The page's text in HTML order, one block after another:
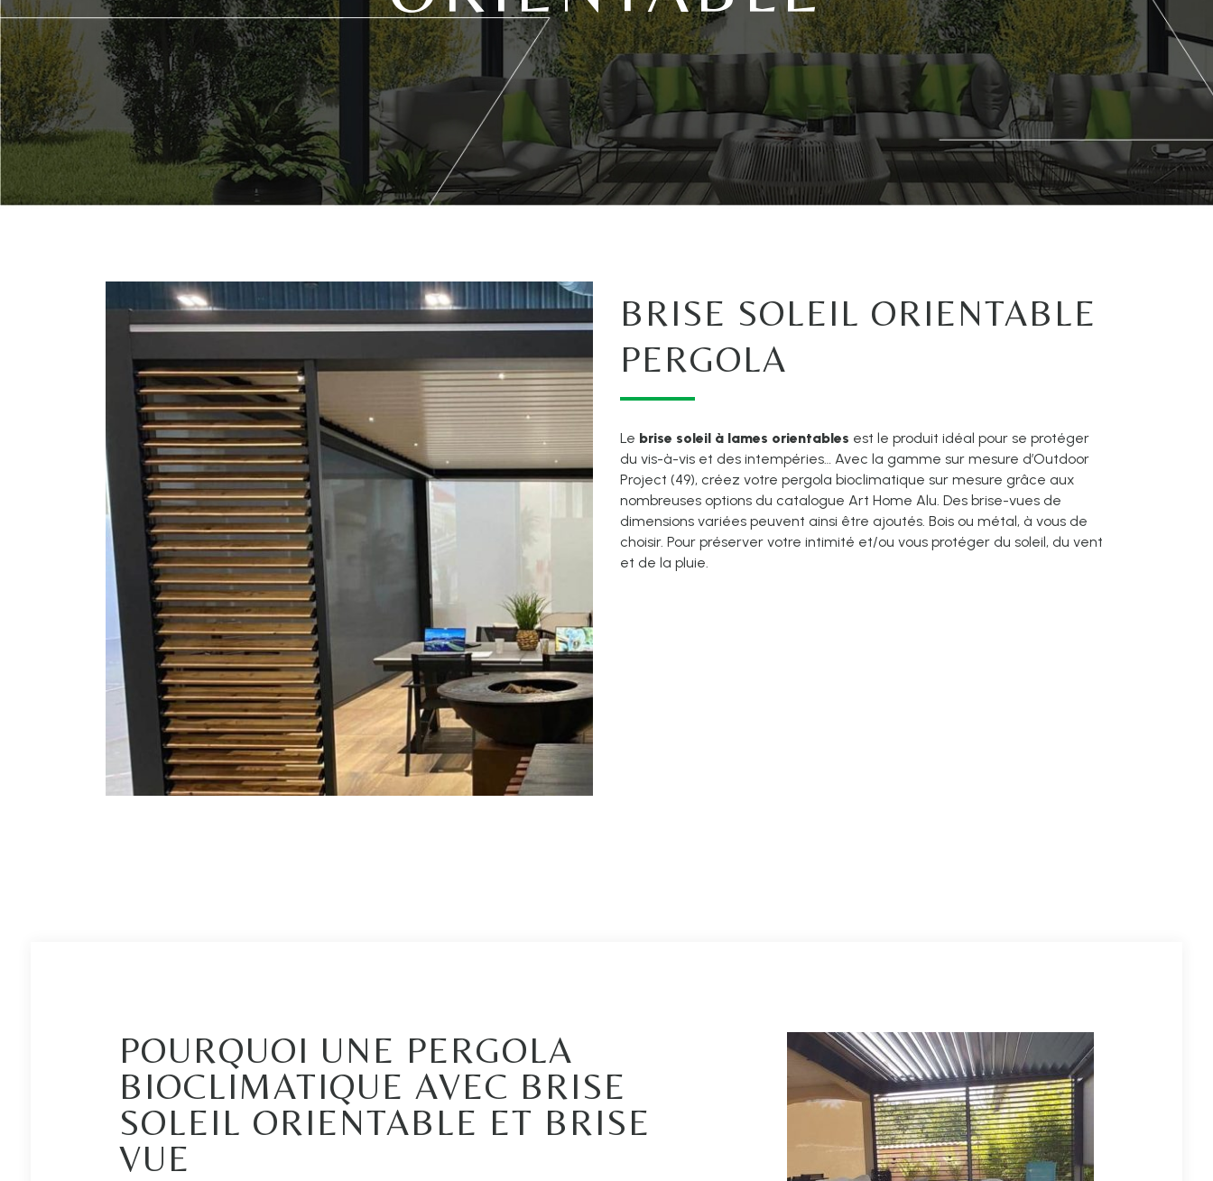
BRISE SOLEIL ORIENTABLE
PERGOLA
Le brise soleil à lames orientables est le produit idéal pour se protéger
du vis-à-vis et des intempéries… Avec la gamme sur mesure d’Outdoor
Project (49), créez votre pergola bioclimatique sur mesure grâce aux
nombreuses options du catalogue Art Home Alu. Des brise-vues de
dimensions variées peuvent ainsi être ajoutés. Bois ou métal, à vous de
choisir. Pour préserver votre intimité et/ou vous protéger du soleil, du vent
et de la pluie.
POURQUOI UNE PERGOLA
BIOCLIMATIQUE AVEC BRISE
SOLEIL ORIENTABLE ET BRISE
VUE